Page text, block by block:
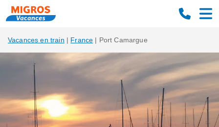
Vacances en train | France | Port Camargue